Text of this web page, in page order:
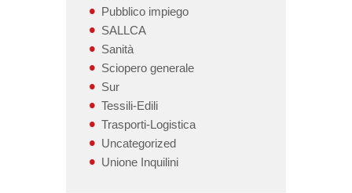
Pubblico impiego
SALLCA
Sanità
Sciopero generale
Sur
Tessili-Edili
Trasporti-Logistica
Uncategorized
Unione Inquilini